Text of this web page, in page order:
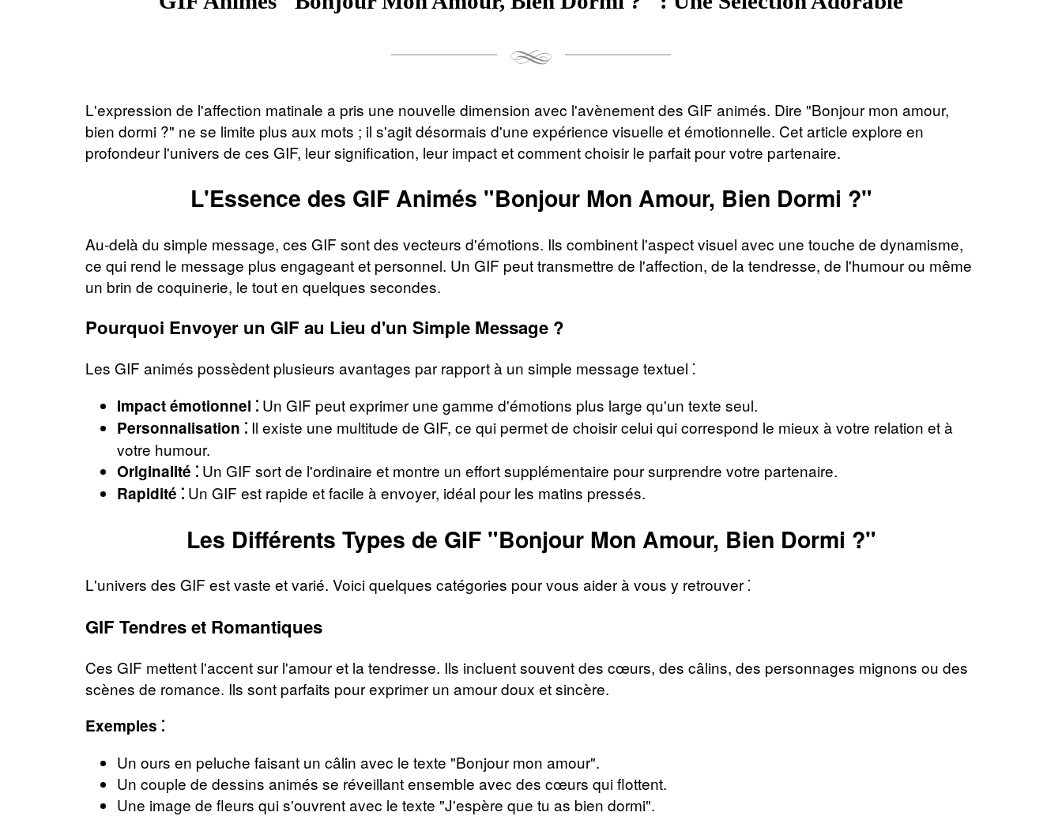
L'expression de l'affection matinale a pris une nouvelle dimension avec l'avènement des GIF animés. Dire "Bonjour mon amour,
bien dormi ?" ne se limite plus aux mots ; il s'agit désormais d'une expérience visuelle et émotionnelle. Cet article explore en
profondeur l'univers de ces GIF, leur signification, leur impact et comment choisir le parfait pour votre partenaire.
L'Essence des GIF Animés "Bonjour Mon Amour, Bien Dormi ?"
Au-delà du simple message, ces GIF sont des vecteurs d'émotions. Ils combinent l'aspect visuel avec une touche de dynamisme,
ce qui rend le message plus engageant et personnel. Un GIF peut transmettre de l'affection, de la tendresse, de l'humour ou même
un brin de coquinerie, le tout en quelques secondes.
Pourquoi Envoyer un GIF au Lieu d'un Simple Message ?
Les GIF animés possèdent plusieurs avantages par rapport à un simple message textuel ⁚
Impact émotionnel ⁚Un GIF peut exprimer une gamme d'émotions plus large qu'un texte seul.
Personnalisation ⁚Il existe une multitude de GIF, ce qui permet de choisir celui qui correspond le mieux à votre relation et à
votre humour.
Originalité ⁚Un GIF sort de l'ordinaire et montre un effort supplémentaire pour surprendre votre partenaire.
Rapidité ⁚Un GIF est rapide et facile à envoyer, idéal pour les matins pressés.
Les Différents Types de GIF "Bonjour Mon Amour, Bien Dormi ?"
L'univers des GIF est vaste et varié. Voici quelques catégories pour vous aider à vous y retrouver ⁚
GIF Tendres et Romantiques
Ces GIF mettent l'accent sur l'amour et la tendresse. Ils incluent souvent des cœurs, des câlins, des personnages mignons ou des
scènes de romance. Ils sont parfaits pour exprimer un amour doux et sincère.
Exemples ⁚
Un ours en peluche faisant un câlin avec le texte "Bonjour mon amour".
Un couple de dessins animés se réveillant ensemble avec des cœurs qui flottent.
Une image de fleurs qui s'ouvrent avec le texte "J'espère que tu as bien dormi".